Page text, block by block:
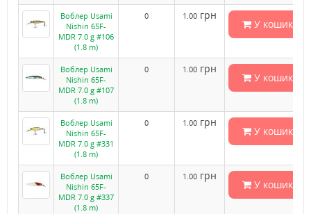
Воблер Usami
Nishin 65F-
MDR 7.0 g #106
(1.8 m)
0 1.00 грн
У кошик
Воблер Usami
Nishin 65F-
MDR 7.0 g #107
(1.8 m)
0 1.00 грн
У кошик
Воблер Usami
Nishin 65F-
MDR 7.0 g #331
(1.8 m)
0 1.00 грн
У кошик
Воблер Usami
Nishin 65F-
MDR 7.0 g #337
(1.8 m)
0 1.00 грн
У кошик